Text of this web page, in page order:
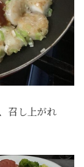
召し上がれ